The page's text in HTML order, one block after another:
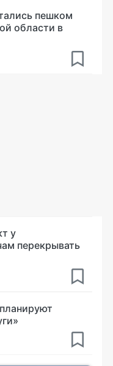
пешком
области в
у
перекрывать